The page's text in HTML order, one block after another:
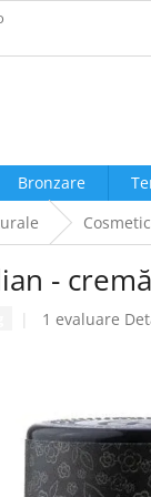
Bronzare
-
Evaluarea
5,0
din
5
stele.
1 evaluare